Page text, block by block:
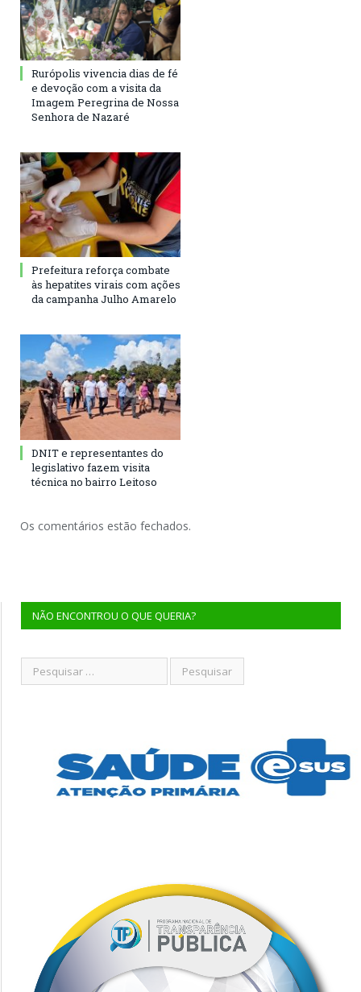
Rurópolis vivencia dias de fé
e devoção com a visita da
Imagem Peregrina de Nossa
Senhora de Nazaré
Prefeitura reforça combate
às hepatites virais com ações
da campanha Julho Amarelo
DNIT e representantes do
legislativo fazem visita
técnica no bairro Leitoso
Os comentários estão fechados.
NÃO ENCONTROU O QUE QUERIA?